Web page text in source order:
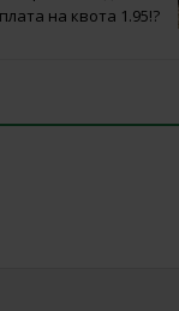
на квота 1.95!?